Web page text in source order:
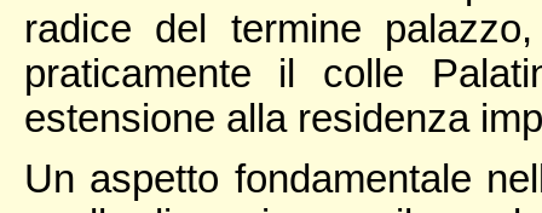
radice del termine
praticamente il colle
estensione alla residenza
Un aspetto fondamentale